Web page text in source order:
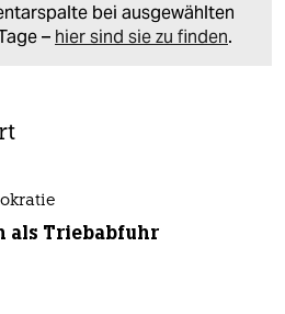
bei ausgewählten
– hier sind sie zu finden.
als Triebabfuhr